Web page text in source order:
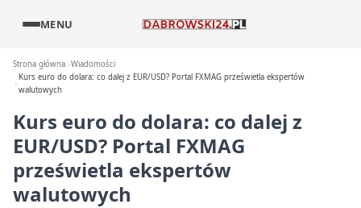
MENU
Strona główna Wiadomości
Kurs euro do dolara: co dalej z EUR/USD? Portal FXMAG prześwietla ekspertów
walutowych
Kurs euro do dolara: co dalej z
EUR/USD? Portal FXMAG
prześwietla ekspertów
walutowych